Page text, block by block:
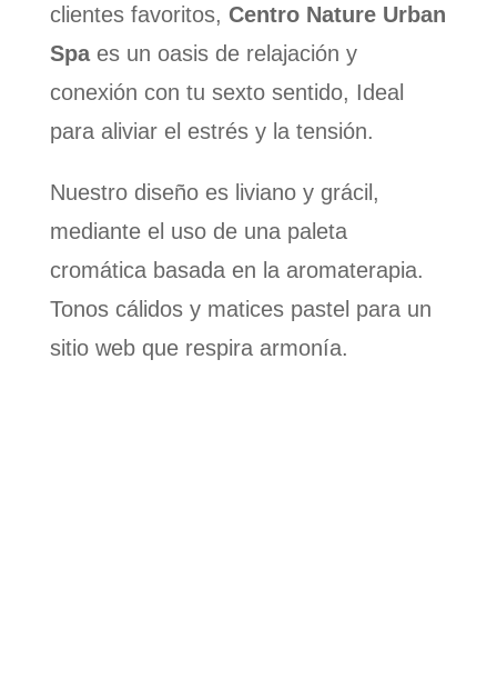
clientes favoritos, Centro Nature Urban
Spaes un oasis de relajación y
conexión con tu sexto sentido, Ideal
para aliviar el estrés y la tensión.
Nuestro diseño es liviano y grácil,
mediante el uso de una paleta
cromática basada en la aromaterapia.
Tonos cálidos y matices pastel para un
sitio web que respira armonía.